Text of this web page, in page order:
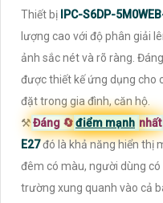
Thiết bị
IPC-S6DP-
lượng cao với độ phân giải
ảnh sắc nét và rõ ràng.
được thiết kế ứng dụng cho
đặt trong gia đình, căn hộ.
⚒Đáng 🔄điểm mạnh nhất
E27đó là khả năng hiển thị
đêm có màu, người dùng
trường xung quanh vào cả